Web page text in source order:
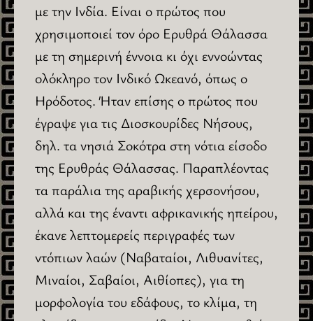
με την Ινδία. Είναι ο πρώτος που
χρησιμοποιεί τον όρο Ερυθρά Θάλασσα
με τη σημερινή έννοια κι όχι εννοώντας
ολόκληρο τον Ινδικό Ωκεανό, όπως ο
Ηρόδοτος. Ήταν επίσης ο πρώτος που
έγραψε για τις Διοσκουρίδες Νήσους,
δηλ. τα νησιά Σοκότρα στη νότια είσοδο
της Ερυθράς Θάλασσας. Παραπλέοντας
τα παράλια της αραβικής χερσονήσου,
αλλά και της έναντι αφρικανικής ηπείρου,
έκανε λεπτομερείς περιγραφές των
ντόπιων λαών (Ναβαταίοι, Λιθυανίτες,
Μιναίοι, Σαβαίοι, Αιθίοπες), για τη
μορφολογία του εδάφους, το κλίμα, τη